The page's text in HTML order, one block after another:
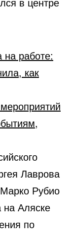
работе:
как
Лаврова
Рубио
Аляске
по